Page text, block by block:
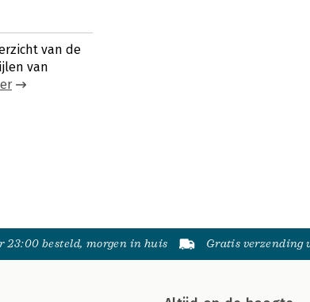
van de
van
23:00 besteld, morgen in huis Gratis verzending